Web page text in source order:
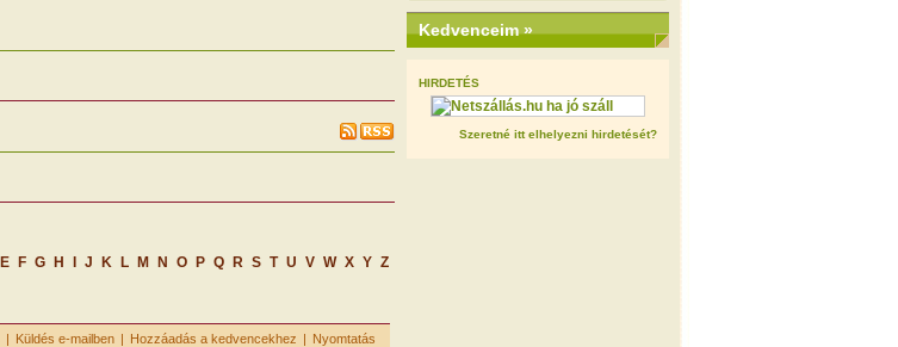
E F G H J K L M N O P Q R S T U V W X Y Z
| Küldés e-mailben | Hozzáadás a kedvencekhez | Nyomtatás
Kedvenceim »
HIRDETÉS
Szeretné itt elhelyezni hirdetését?